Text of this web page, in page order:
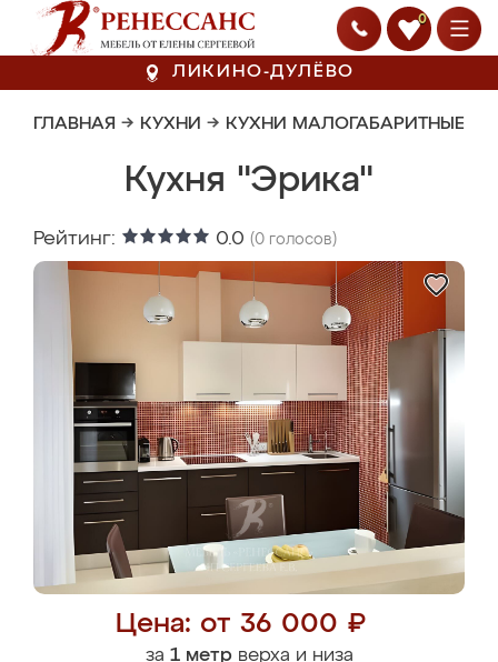
0
ЛИКИНО-ДУЛЁВО
ГЛАВНАЯ → КУХНИ → КУХНИ МАЛОГАБАРИТНЫЕ
Кухня "Эрика"
Рейтинг: 0.0 (0 голосов)
Цена: от 36 000 ₽
за 1 метрверха и низа